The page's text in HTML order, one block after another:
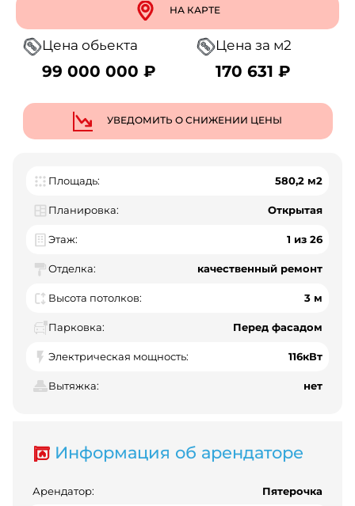
НА КАРТЕ
Цена обьекта
99 000 000 ₽
Цена за м2
170 631 ₽
УВЕДОМИТЬ О СНИЖЕНИИ ЦЕНЫ
Площадь: 580,2 м2
Планировка: Открытая
Этаж: 1 из 26
Отделка: качественный ремонт
Высота потолков: 3 м
Парковка: Перед фасадом
Электрическая мощность: 116кВт
Вытяжка: нет
Информация об арендаторе
Арендатор: Пятерочка